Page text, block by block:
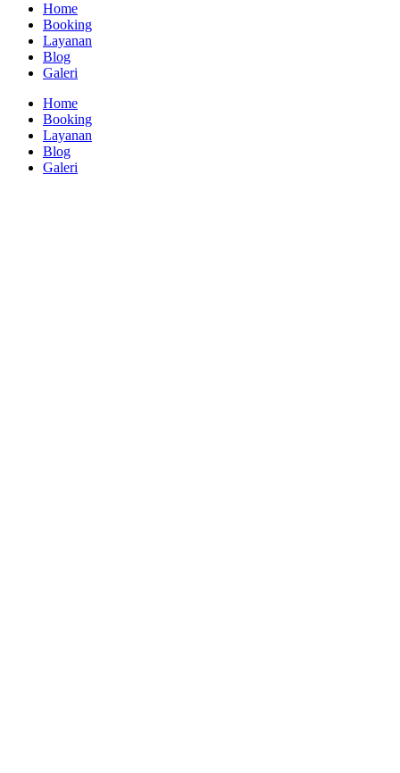
Home
Booking
Layanan
Blog
Galeri
Home
Booking
Layanan
Blog
Galeri